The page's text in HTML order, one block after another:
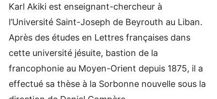
Karl Akiki est enseignant-chercheur à
l’Université Saint-Joseph de Beyrouth au Liban.
Après des études en Lettres françaises dans
cette université jésuite, bastion de la
francophonie au Moyen-Orient depuis 1875, il a
effectué sa thèse à la Sorbonne nouvelle sous la